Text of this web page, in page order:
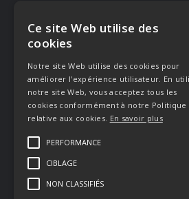
223 Rue Crillon
84310 Morières-lès-Avignon
FRANCE
Appeler
Envoyer un email
Contacter
Ce site Web utilise des
cookies
Notre site Web utilise des cookies pour
améliorer l'expérience utilisateur. En
notre site Web, vous acceptez tous les
cookies conformément à notre Politique
relative aux cookies. En savoir plus
PERFORMANCE
CIBLAGE
NON CLASSIFIÉS